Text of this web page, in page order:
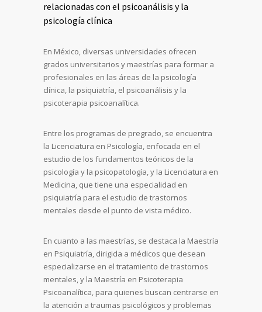
relacionadas con el psicoanálisis y la
psicología clínica
En México, diversas universidades ofrecen
grados universitarios y maestrías para formar a
profesionales en las áreas de la psicología
clínica, la psiquiatría, el psicoanálisis y la
psicoterapia psicoanalítica.
Entre los programas de pregrado, se encuentra
la Licenciatura en Psicología, enfocada en el
estudio de los fundamentos teóricos de la
psicología y la psicopatología, y la Licenciatura en
Medicina, que tiene una especialidad en
psiquiatría para el estudio de trastornos
mentales desde el punto de vista médico.
En cuanto a las maestrías, se destaca la Maestría
en Psiquiatría, dirigida a médicos que desean
especializarse en el tratamiento de trastornos
mentales, y la Maestría en Psicoterapia
Psicoanalítica, para quienes buscan centrarse en
la atención a traumas psicológicos y problemas